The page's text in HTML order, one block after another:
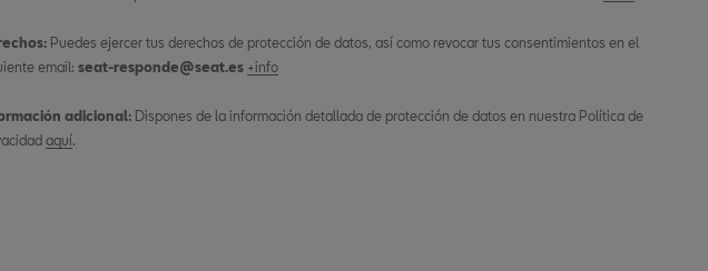
Puedes ejercer tus derechos de protección de datos, así como revocar tus consentimientos en el
email: seat-responde@seat.es +info
adicional: Dispones de la información detallada de protección de datos en nuestra Política de
aquí.